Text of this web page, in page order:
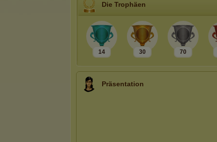
Die Trophäen
14 30 70
Präsentation